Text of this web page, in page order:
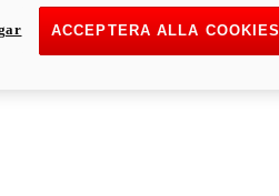
ACCEPTERA ALLA COOKIES